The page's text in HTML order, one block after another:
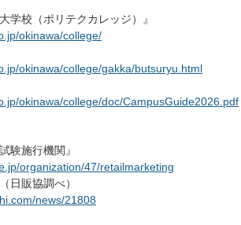
学校（ポリテクカレッジ）』
okinawa/college/
okinawa/college/gakka/butsuryu.html
okinawa/college/doc/CampusGuide2026.pdf
験施行機関』
organization/47/retailmarketing
日販協調べ）
news/21808